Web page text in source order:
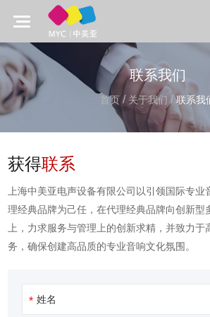
联系我们
首页/ 关于我们 /联系我
获得联系
上海中美亚电声设备有限公司以引领国际专
理经典品牌为己任，在代理经典品牌向创新型
上，力求服务与管理上的创新求精，并致力
务，确保创建高品质的专业音响文化氛围。